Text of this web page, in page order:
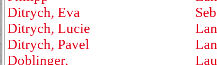
Ditrych, Eva
Ditrych, Lucie
Ditrych, Pavel
Doblinger,